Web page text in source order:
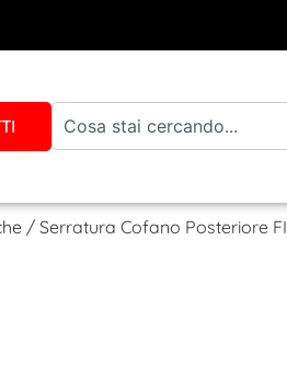
/ Serratura Cofano Posteriore